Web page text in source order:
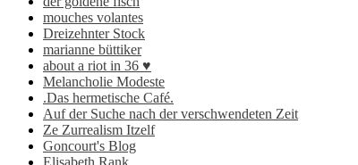
mouches volantes
Dreizehnter Stock
marianne büttiker
about a riot in 36 ♥
Melancholie Modeste
.Das hermetische Café.
Auf der Suche nach der verschwendeten Zeit
Ze Zurrealism Itzelf
Goncourt's Blog